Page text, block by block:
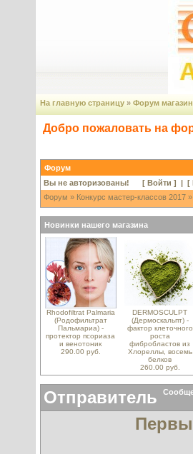
На главную страницу » Форум
Добро пожаловать на
Форум
Вы не авторизованы! [ Войти ] | [
Форум » Конкурс мастер-классов 2017
Новинки нашего магазина
Rhodofiltrat Palmaria
(Родофильтрат
Пальмариа) -
протектор псориаза
и венотоник
290.00 руб.
DERMOSCULPT
(Дермоскальпт) -
фактор клеточного
роста
фибробластов из
Хлореллы, восемь
белков
260.00 руб.
Отправитель